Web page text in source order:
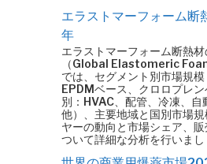
エラストマーフォーム
年
エラストマーフォーム断熱
（Global Elastomeric
では、セグメント別市場規模
EPDMベース、クロロプレ
別：HVAC、配管、冷凍、
他）、主要地域と国別市場
ヤーの動向と市場シェア、
ついて詳細な分析を行いま